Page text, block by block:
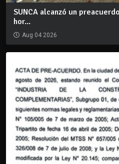
SUNCA alcanzó un
hor...
Aug 04 2026